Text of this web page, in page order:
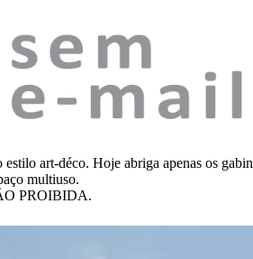
estilo art-déco. Hoje abriga apenas os
multiuso.
PROIBIDA.